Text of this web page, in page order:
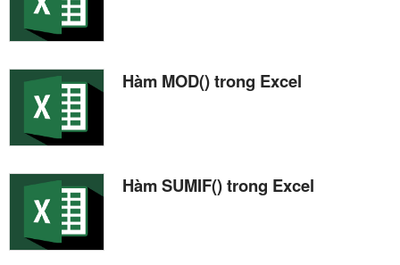
Hàm MOD() trong Excel
Hàm SUMIF() trong Excel